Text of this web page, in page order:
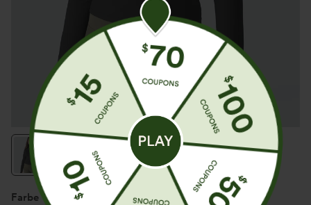
Farbe Schwarz